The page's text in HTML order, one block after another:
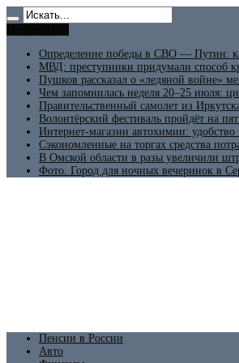
Определение победы в СВО — Путин:
МВД: преступники придумали способ
Пушков рассказал о «ледяной войне»
Чем запомнилась неделя 20–25 июля:
Правительственный самолет из
Волонтёрский фестиваль пройдёт на
Интернет-магазин автохимии:
Сэкономленные на торгах средства
В Омской области в разы увеличили
Фото. Город для ночных вечеринок в
Пенсии в России
Авто